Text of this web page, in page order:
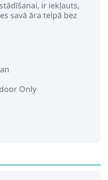
ir iekļauts,
savā āra telpā bez
Only